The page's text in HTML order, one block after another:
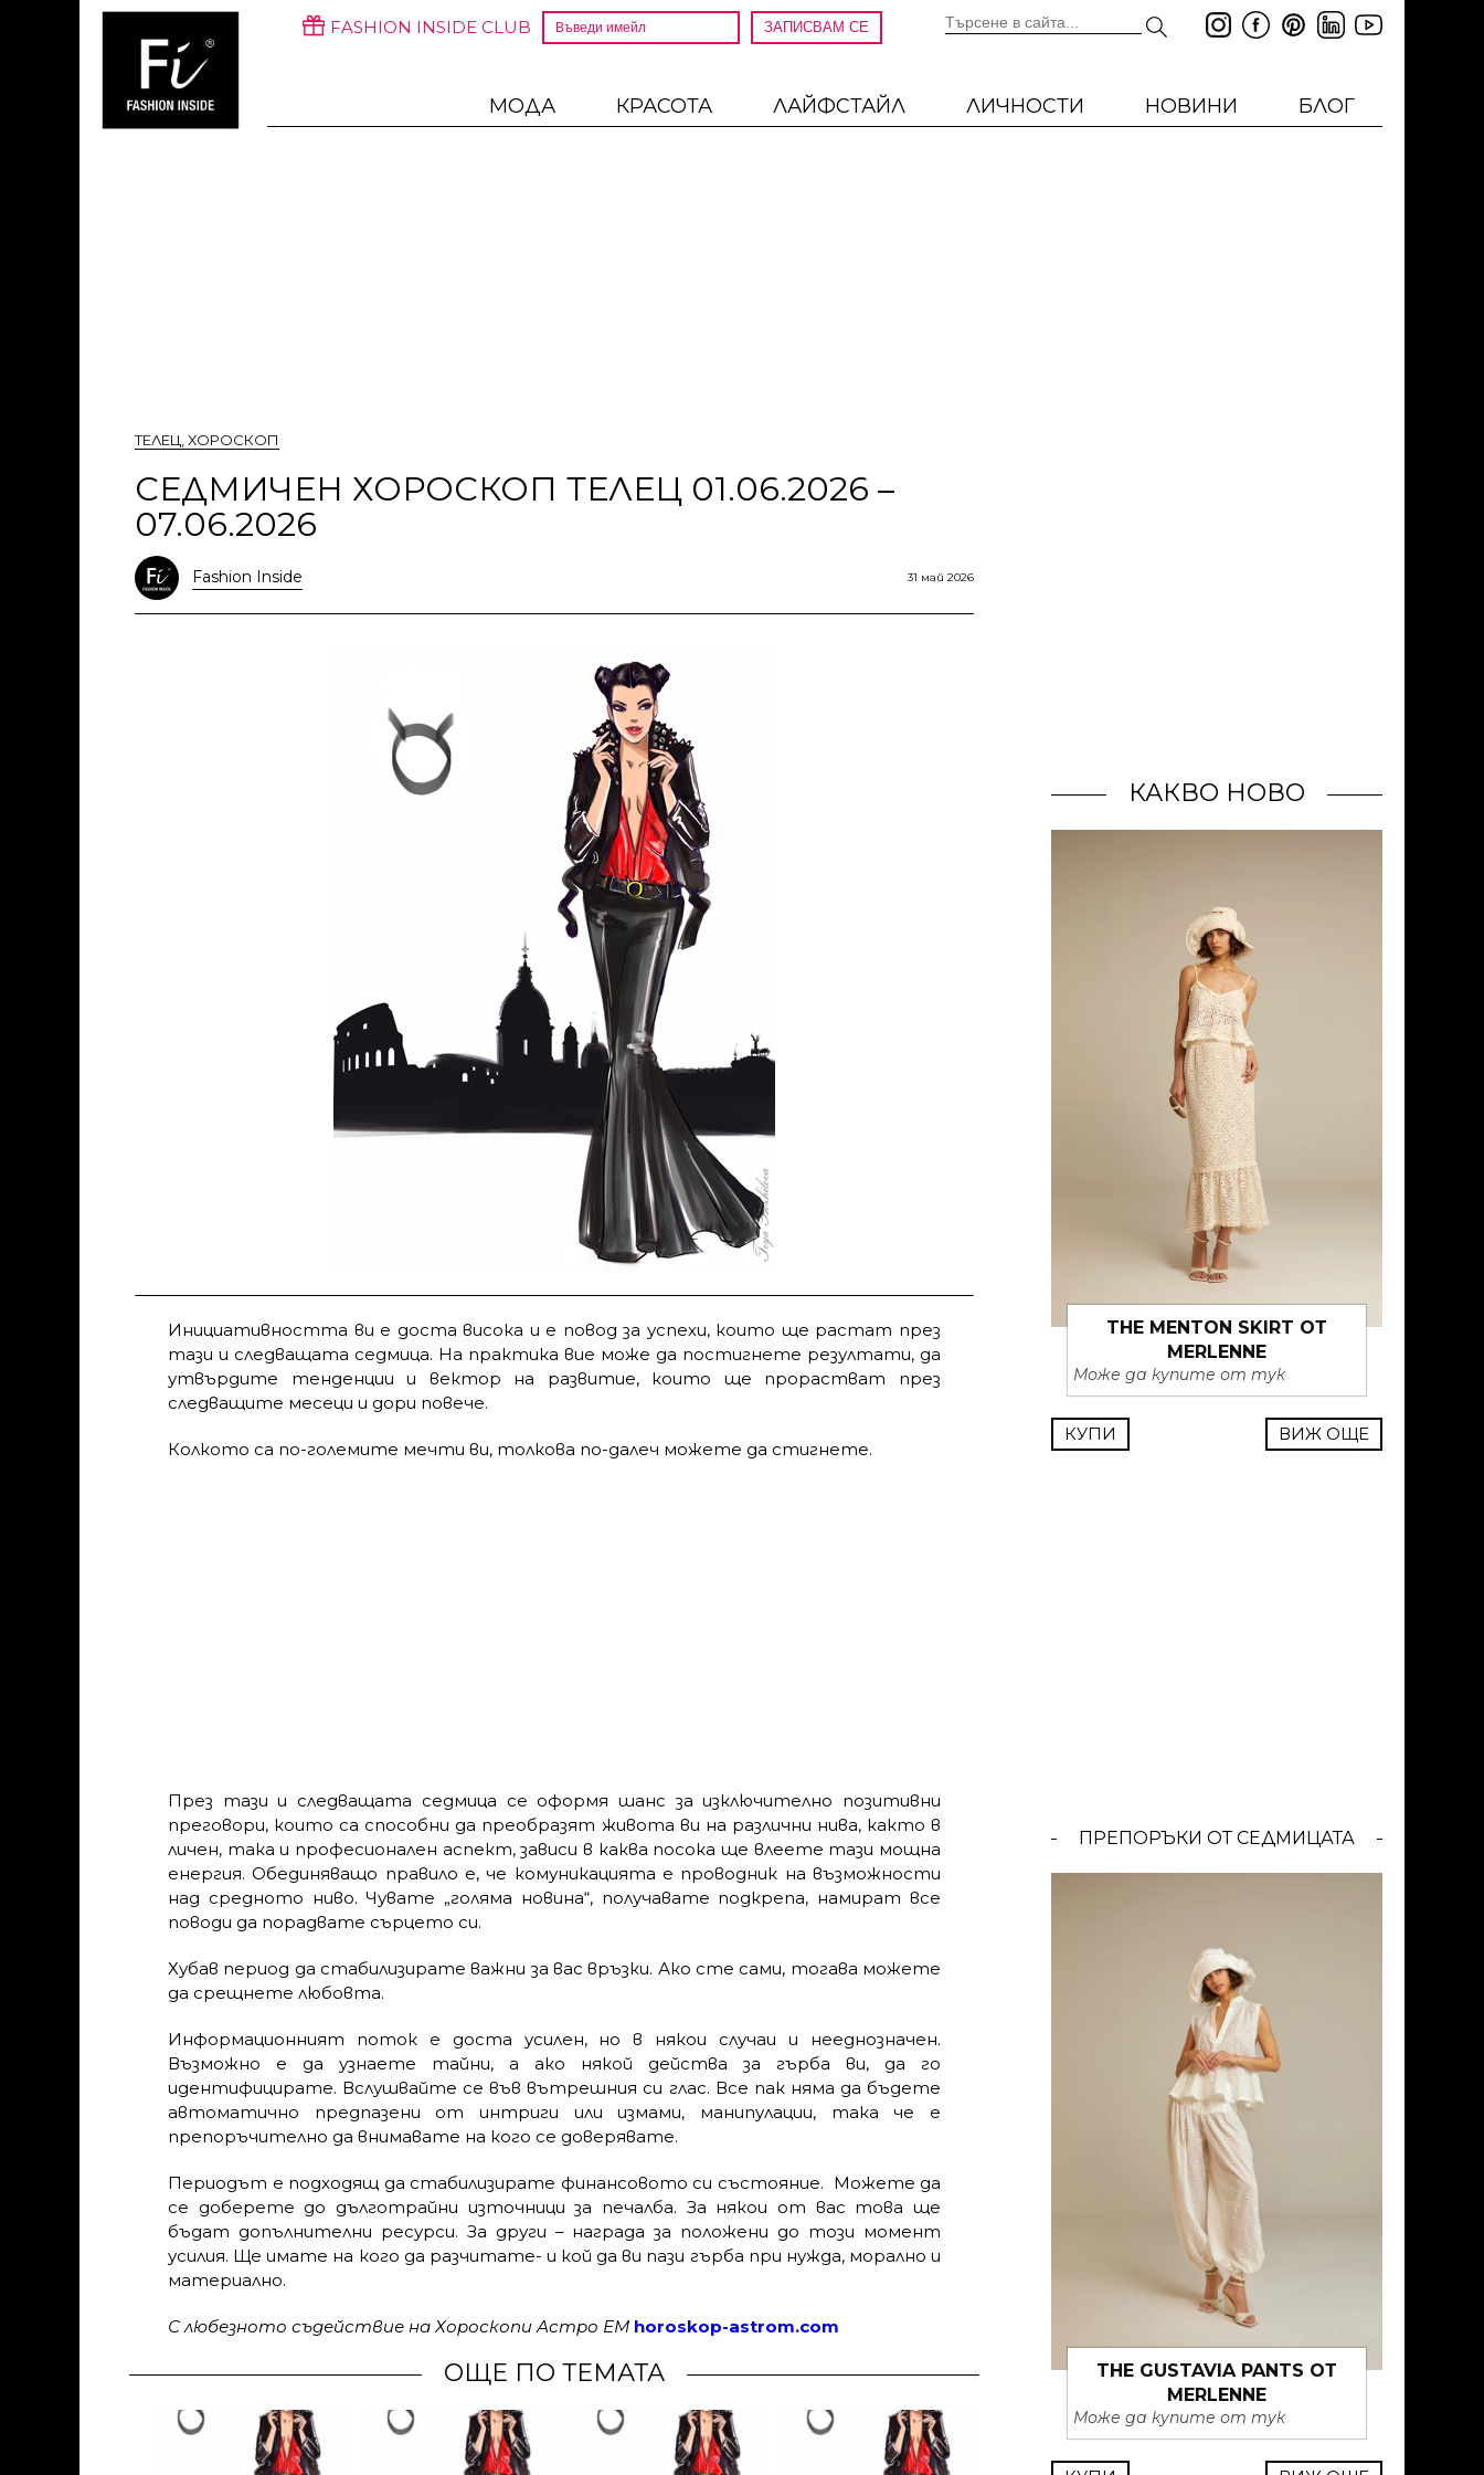
FASHION INSIDE CLUB
МОДА КРАСОТА ЛАЙФСТАЙЛ ЛИЧНОСТИ НОВИНИ БЛОГ
ТЕЛЕЦ ХОРОСКОП
СЕДМИЧЕН ХОРОСКОП ТЕЛЕЦ 01.06.2026 –
07.06.2026
Fashion Inside 31 май 2026
Инициативността ви е доста висока и е повод за успехи, които ще растат през
тази и следващата седмица. На практика вие може да постигнете резултати, да
утвърдите тенденции и вектор на развитие, които ще прорастват през
следващите месеци и дори повече.
Колкото са по-големите мечти ви, толкова по-далеч можете да стигнете.
През тази и следващата седмица се оформя шанс за изключително позитивни
преговори, които са способни да преобразят живота ви на различни нива, както в
личен, така и професионален аспект, зависи в каква посока ще влеете тази мощна
енергия. Обединяващо правило е, че комуникацията е проводник на възможности
над средното ниво. Чувате „голяма новина“, получавате подкрепа, намират все
поводи да порадвате сърцето си.
Хубав период да стабилизирате важни за вас връзки. Ако сте сами, тогава можете
да срещнете любовта.
Информационният поток е доста усилен, но в някои случаи и нееднозначен.
Възможно е да узнаете тайни, а ако някой действа за гърба ви, да го
идентифицирате. Вслушвайте се във вътрешния си глас. Все пак няма да бъдете
автоматично предпазени от интриги или измами, манипулации, така че е
препоръчително да внимавате на кого се доверявате.
Периодът е подходящ да стабилизирате финансовото си състояние. Можете да
се доберете до дълготрайни източници за печалба. За някои от вас това ще
бъдат допълнителни ресурси. За други – награда за положени до този момент
усилия. Ще имате на кого да разчитате- и кой да ви пази гърба при нужда, морално и
материално.
С любезното съдействие на Хороскопи Астро ЕМ horoskop-astrom.com
ОЩЕ ПО ТЕМАТА
КАКВО НОВО
THE MENTON SKIRT ОТ
MERLENNE
Може да купите от тук
КУПИ ВИЖ ОЩЕ
ПРЕПОРЪКИ ОТ СЕДМИЦАТА
THE GUSTAVIA PANTS ОТ
MERLENNE
Може да купите от тук